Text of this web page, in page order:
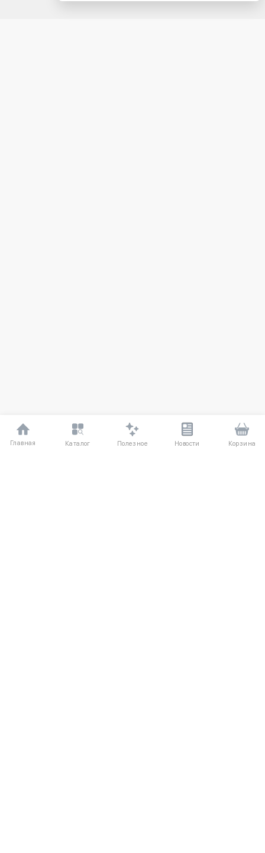
Главная Каталог Полезное Новости Корзина